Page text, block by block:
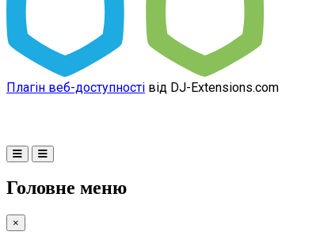
Плагін веб-доступності від DJ-Extensions.com
Головне меню
×